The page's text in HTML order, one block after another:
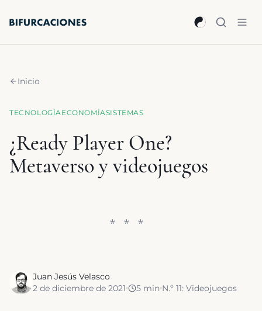
Inicio
TECNOLOGÍAECONOMÍASISTEMAS
¿Ready Player One?
Metaverso y videojuegos
Juan Jesús Velasco
2 de diciembre de 2021
5 min N.º 11: Videojuegos